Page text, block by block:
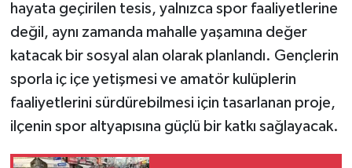
hayata geçirilen tesis, yalnızca spor faaliyetlerine
değil, aynı zamanda mahalle yaşamına değer
katacak bir sosyal alan olarak planlandı. Gençlerin
sporla iç içe yetişmesi ve amatör kulüplerin
faaliyetlerini sürdürebilmesi için tasarlanan proje,
ilçenin spor altyapısına güçlü bir katkı sağlayacak.